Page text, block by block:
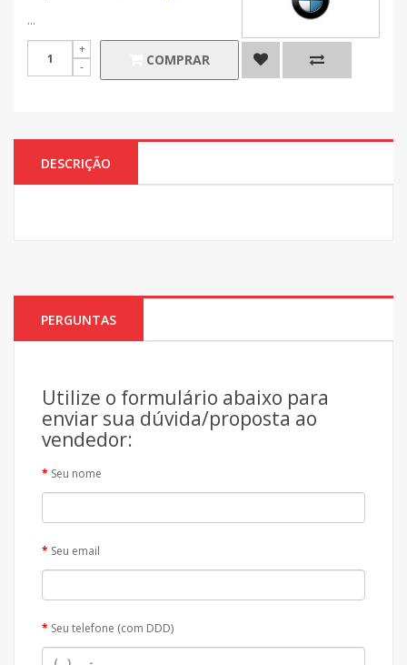
...
COMPRAR
DESCRIÇÃO
PERGUNTAS
Utilize o formulário abaixo para
enviar sua dúvida/proposta ao
vendedor:
Seu nome
Seu email
Seu telefone (com DDD)